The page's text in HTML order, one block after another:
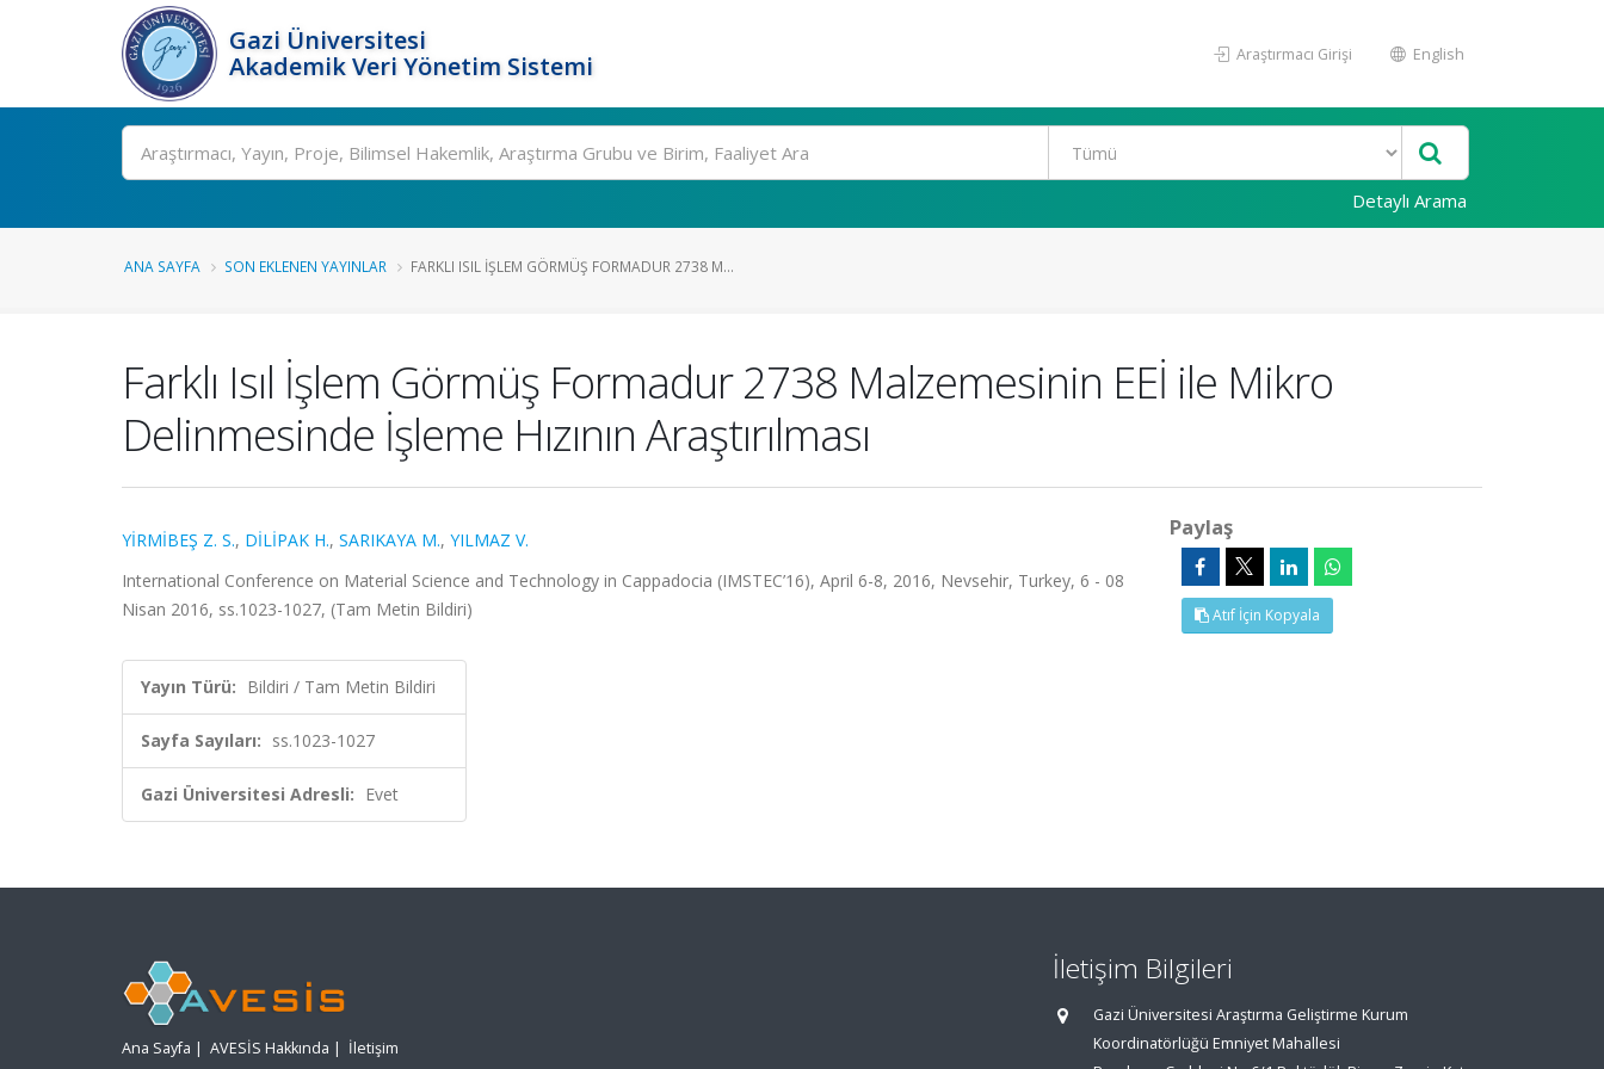
Gazi Üniversitesi
Akademik Veri Yönetim Sistemi
Araştırmacı Girişi English
Ara
Detaylı Arama
ANA SAYFA SON EKLENEN YAYINLAR FARKLI ISIL İŞLEM GÖRMÜŞ FORMADUR 2738 M...
Farklı Isıl İşlem Görmüş Formadur 2738 Malzemesinin EEİ ile Mikro
Delinmesinde İşleme Hızının Araştırılması
YİRMİBEŞ Z. S., DİLİPAK H., SARIKAYA M., YILMAZ V.
International Conference on Material Science and Technology in Cappadocia (IMSTEC’16), April 6-8, 2016, Nevsehir, Turkey, 6 - 08
Nisan 2016, ss.1023-1027, (Tam Metin Bildiri)
Yayın Türü: Bildiri / Tam Metin Bildiri
Sayfa Sayıları: ss.1023-1027
Gazi Üniversitesi Adresli: Evet
Paylaş
Atıf İçin Kopyala
Ana Sayfa | AVESİS Hakkında | İletişim
İletişim Bilgileri
Gazi Üniversitesi Araştırma Geliştirme Kurum
Koordinatörlüğü Emniyet Mahallesi